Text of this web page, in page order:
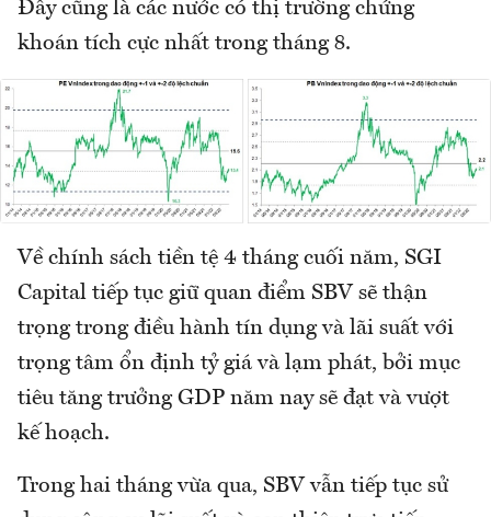
Đây cũng là các nước có thị trường chứng
khoán tích cực nhất trong tháng 8.
Về chính sách tiền tệ 4 tháng cuối năm, SGI
Capital tiếp tục giữ quan điểm SBV sẽ thận
trọng trong điều hành tín dụng và lãi suất với
trọng tâm ổn định tỷ giá và lạm phát, bởi mục
tiêu tăng trưởng GDP năm nay sẽ đạt và vượt
kế hoạch.
Trong hai tháng vừa qua, SBV vẫn tiếp tục sử